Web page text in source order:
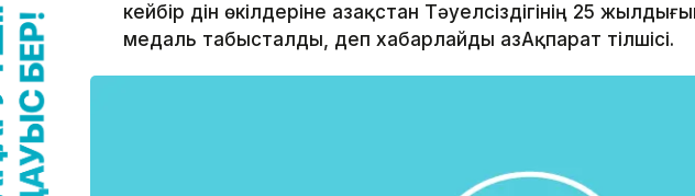
кейбір дін өкілдеріне Қазақстан Тәуелсіздігінің 25
медаль табысталды, деп хабарлайды ҚазАқпарат тілшісі.